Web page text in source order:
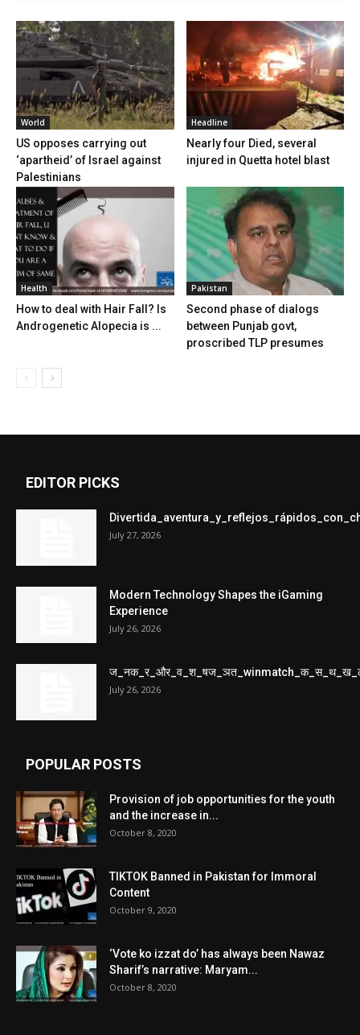
World
US opposes carrying out
‘apartheid’ of Israel against
Palestinians
Headline
Nearly four Died, several
injured in Quetta hotel blast
Health
How to deal with Hair Fall? Is
Androgenetic Alopecia is ...
Pakistan
Second phase of dialogs
between Punjab govt,
proscribed TLP presumes
EDITOR PICKS
July 27, 2026
Modern Technology Shapes the iGaming
Experience
July 26, 2026
July 26, 2026
POPULAR POSTS
Provision of job opportunities for the youth
and the increase in...
October 8, 2020
TIKTOK Banned in Pakistan for Immoral
Content
October 9, 2020
‘Vote ko izzat do’ has always been Nawaz
Sharif’s narrative: Maryam...
October 8, 2020